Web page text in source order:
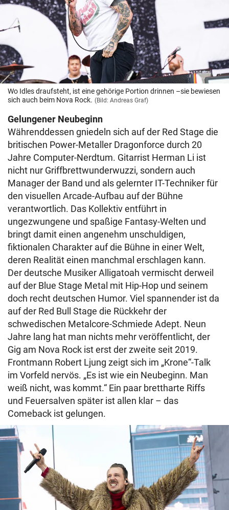
Wo Idles draufsteht, ist eine gehörige Portion drinnen –sie bewiesen
sich auch beim Nova Rock. (Bild: Andreas Graf)
Gelungener Neubeginn
Währenddessen gniedeln sich auf der Red Stage die
britischen Power-Metaller Dragonforce durch 20
Jahre Computer-Nerdtum. Gitarrist Herman Li ist
nicht nur Griffbrettwunderwuzzi, sondern auch
Manager der Band und als gelernter IT-Techniker für
den visuellen Arcade-Aufbau auf der Bühne
verantwortlich. Das Kollektiv entführt in
ungezwungene und spaßige Fantasy-Welten und
bringt damit einen angenehm unschuldigen,
fiktionalen Charakter auf die Bühne in einer Welt,
deren Realität einen manchmal erschlagen kann.
Der deutsche Musiker Alligatoah vermischt derweil
auf der Blue Stage Metal mit Hip-Hop und seinem
doch recht deutschen Humor. Viel spannender ist da
auf der Red Bull Stage die Rückkehr der
schwedischen Metalcore-Schmiede Adept. Neun
Jahre lang hat man nichts mehr veröffentlicht, der
Gig am Nova Rock ist erst der zweite seit 2019.
Frontmann Robert Ljung zeigt sich im „Krone“-Talk
im Vorfeld nervös. „Es ist wie ein Neubeginn. Man
weiß nicht, was kommt.“ Ein paar brettharte Riffs
und Feuersalven später ist allen klar – das
Comeback ist gelungen.